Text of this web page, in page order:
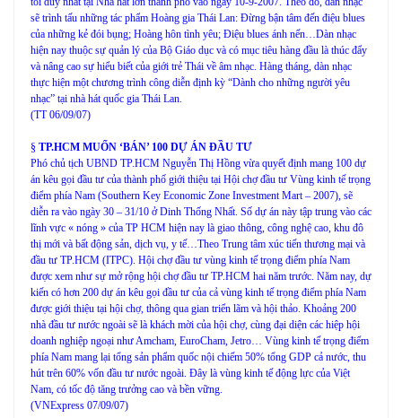
sẽ trình tấu những tác phẩm Hoàng gia Thái Lan: Đừng bận tâm đến điệu blues
của những kẻ đói bụng; Hoàng hôn tình yêu; Điệu blues ánh nến…Dàn nhạc
hiện nay thuộc sự quản lý của Bộ Giáo dục và có mục tiêu hàng đầu là thúc đẩy
và nâng cao sự hiểu biết của giới trẻ Thái về âm nhạc. Hàng tháng, dàn nhạc
thực hiện một chương trình công diễn định kỳ “Dành cho những người yêu
nhạc” tại nhà hát quốc gia Thái Lan.
(TT 06/09/07)
§ TP.HCM MUỐN ‘BÁN’ 100 DỰ ÁN ĐẦU TƯ
Phó chủ tịch UBND TP.HCM Nguyễn Thị Hồng vừa quyết định mang 100 dự
án kêu gọi đầu tư của thành phố giới thiệu tại Hội chợ đầu tư Vùng kinh tế trọng
điểm phía Nam (Southern Key Economic Zone Investment Mart – 2007), sẽ
diễn ra vào ngày 30 – 31/10 ở Dinh Thống Nhất. Số dự án này tập trung vào các
lĩnh vực « nóng » của TP HCM hiện nay là giao thông, công nghệ cao, khu đô
thị mới và bất động sản, dịch vụ, y tế…Theo Trung tâm xúc tiến thương mại và
đầu tư TP.HCM (ITPC). Hội chợ đầu tư vùng kinh tế trọng điểm phía Nam
được xem như sự mở rộng hội chợ đầu tư TP.HCM hai năm trước. Năm nay, dự
kiến có hơn 200 dự án kêu gọi đầu tư của cả vùng kinh tế trọng điểm phía Nam
được giới thiệu tại hội chợ, thông qua gian triển lãm và hội thảo. Khoảng 200
nhà đầu tư nước ngoài sẽ là khách mời của hội chợ, cùng đại diện các hiệp hội
doanh nghiệp ngoại như Amcham, EuroCham, Jetro… Vùng kinh tế trọng điểm
phía Nam mang lại tổng sản phẩm quốc nội chiếm 50% tổng GDP cả nước, thu
hút trên 60% vốn đầu tư nước ngoài. Đây là vùng kinh tế động lực của Việt
Nam, có tốc độ tăng trưởng cao và bền vững.
(VNExpress 07/09/07)